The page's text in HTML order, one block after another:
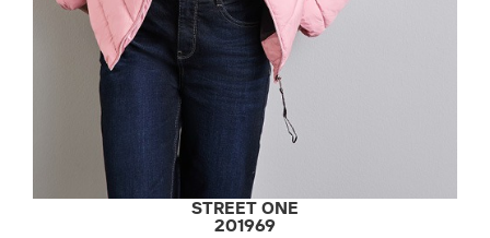
STREET ONE
201969